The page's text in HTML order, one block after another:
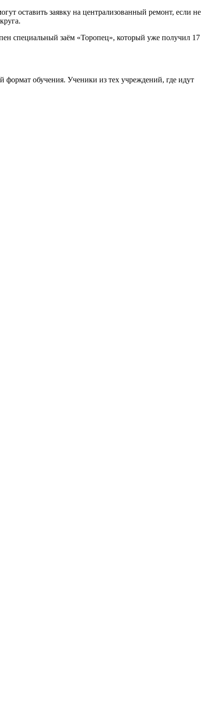
оставить заявку на централизованный ремонт, если не
специальный заём «Торопец», который уже получил 17
формат обучения. Ученики из тех учреждений, где идут